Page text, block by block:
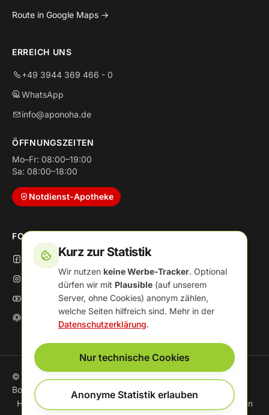
Route in Google Maps →
ERREICH UNS
+49 3944 369 466 - 0
WhatsApp
info@aponoha.de
ÖFFNUNGSZEITEN
Mo–Fr: 08:00–19:00
Sa: 08:00–18:00
Notdienst-Apotheke
FOLGE UNS
Facebook
© 2026 Apotheke im Nordharz Center · Inh. Susanne
Bormann
Häufige Fragen
Impressum Cookie-Einstellungen
Kurz zur Statistik
Wir nutzen keine Werbe-Tracker. Optional
dürfen wir mit Plausible (auf unserem
Server, ohne Cookies) anonym zählen,
welche Seiten hilfreich sind. Mehr in der
Datenschutzerklärung.
Nur technische Cookies
Anonyme Statistik erlauben